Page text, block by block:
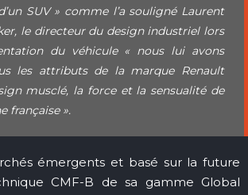
SUV » comme l’a souligné Laurent
le directeur du design industriel lors
du véhicule « nous lui avons
les attributs de la marque Renault
musclé, la force et la sensualité de
française ».
émergents et basé sur la future
CMF-B de sa gamme Global